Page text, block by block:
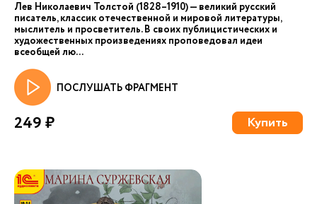
Лев Николаевич Толстой (1828–1910) — великий русский
писатель, классик отечественной и мировой литературы,
мыслитель и просветитель. В своих публицистических и
художественных произведениях проповедовал идеи
всеобщей лю...
ПОСЛУШАТЬ ФРАГМЕНТ
249 ₽ Купить